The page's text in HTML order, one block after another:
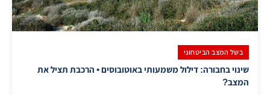
בשל המצב הביטחוני
שינוי בחבורה: דילול משמעותי באוטובוסים • הרכבת תציל את
המצב?